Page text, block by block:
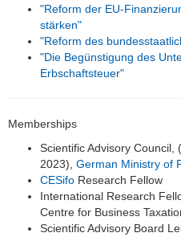
"Reform der EU-
stärken"
"Reform des
"Die Begünstigung des
Erbschaftsteuer"
Memberships
Scientific Advisory
2023), German Ministry of
CESifo Research Fellow
International Research
Centre for Business
Scientific Advisory Board